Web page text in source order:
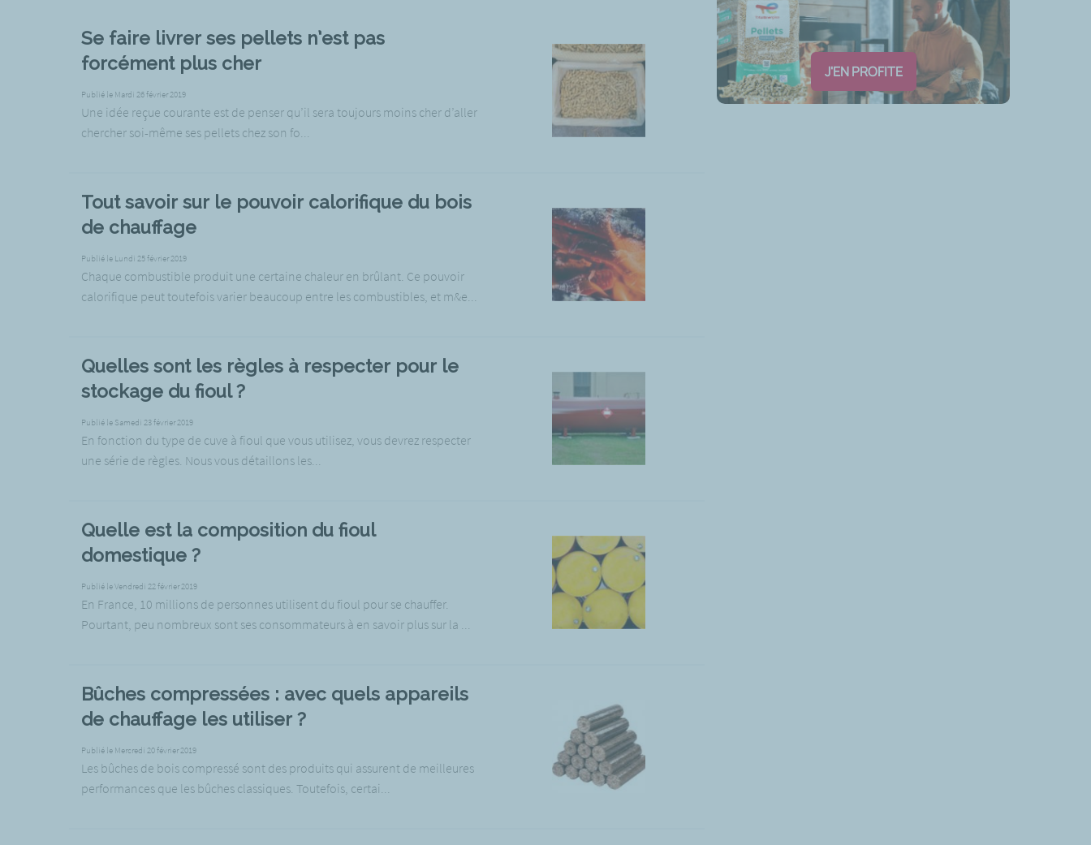
Se faire livrer ses pellets n’est pas
forcément plus cher
Publié le Mardi 26 février 2019
Une idée reçue courante est de penser qu’il sera toujours moins cher d’aller
chercher soi-même ses pellets chez son fo...
Tout savoir sur le pouvoir calorifique du bois
de chauffage
Publié le Lundi 25 février 2019
Chaque combustible produit une certaine chaleur en brûlant. Ce pouvoir
calorifique peut toutefois varier beaucoup entre les combustibles, et m&e...
Quelles sont les règles à respecter pour le
stockage du fioul ?
Publié le Samedi 23 février 2019
En fonction du type de cuve à fioul que vous utilisez, vous devrez respecter
une série de règles. Nous vous détaillons les...
Quelle est la composition du fioul
domestique ?
Publié le Vendredi 22 février 2019
En France, 10 millions de personnes utilisent du fioul pour se chauffer.
Pourtant, peu nombreux sont ses consommateurs à en savoir plus sur la ...
Bûches compressées : avec quels appareils
de chauffage les utiliser ?
Publié le Mercredi 20 février 2019
Les bûches de bois compressé sont des produits qui assurent de meilleures
performances que les bûches classiques. Toutefois, certai...
J'EN PROFITE